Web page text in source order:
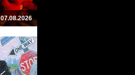
07.08.2026